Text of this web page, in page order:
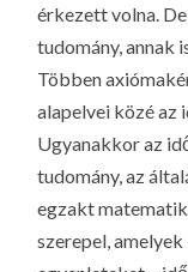
érkezett volna.
tudomány, annak
Többen
alapelvei közé az
Ugyanakkor az
tudomány, az
egzakt
szerepel,